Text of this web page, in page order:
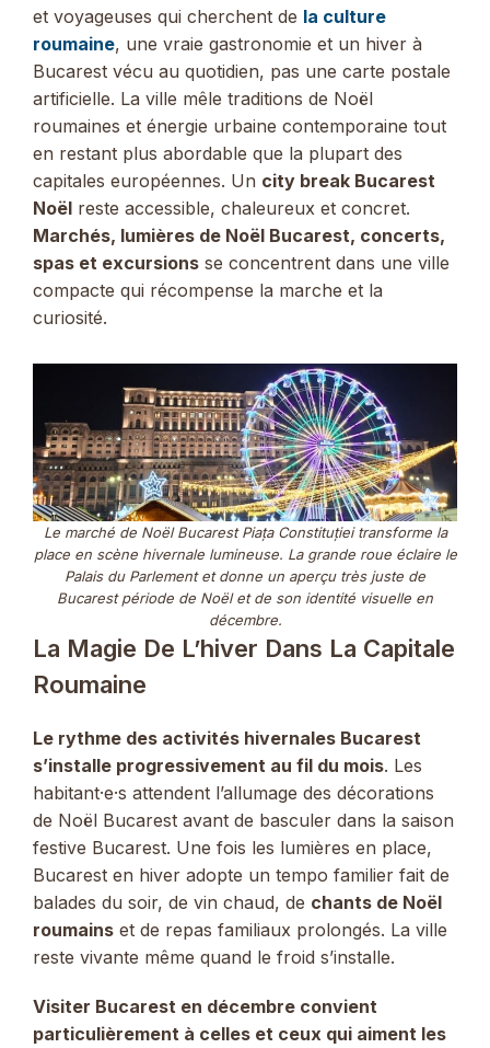
et voyageuses qui cherchent de la culture
roumaine, une vraie gastronomie et un hiver à
Bucarest vécu au quotidien, pas une carte postale
artificielle. La ville mêle traditions de Noël
roumaines et énergie urbaine contemporaine tout
en restant plus abordable que la plupart des
capitales européennes. Un city break Bucarest
Noël reste accessible, chaleureux et concret.
Marchés, lumières de Noël Bucarest, concerts,
spas et excursions se concentrent dans une ville
compacte qui récompense la marche et la
curiosité.
Le marché de Noël Bucarest Piața Constituției transforme la
place en scène hivernale lumineuse. La grande roue éclaire le
Palais du Parlement et donne un aperçu très juste de
Bucarest période de Noël et de son identité visuelle en
décembre.
La Magie De L’hiver Dans La Capitale
Roumaine
Le rythme des activités hivernales Bucarest
s’installe progressivement au fil du mois. Les
habitant·e·s attendent l’allumage des décorations
de Noël Bucarest avant de basculer dans la saison
festive Bucarest. Une fois les lumières en place,
Bucarest en hiver adopte un tempo familier fait de
balades du soir, de vin chaud, de chants de Noël
roumains et de repas familiaux prolongés. La ville
reste vivante même quand le froid s’installe.
Visiter Bucarest en décembre convient
particulièrement à celles et ceux qui aiment les